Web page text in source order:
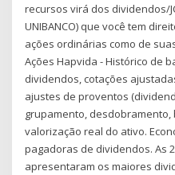
recursos virá dos dividendos/
UNIBANCO) que você tem
ações ordinárias como de
Ações Hapvida - Histórico de
dividendos, cotações
ajustes de proventos
grupamento, desdobramento,
valorização real do ativo.
pagadoras de dividendos. As
apresentaram os maiores